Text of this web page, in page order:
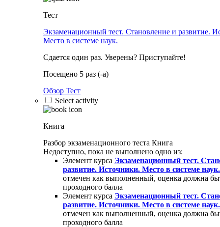
Тест
Экзаменационный тест. Становление и развитие.
Место в системе наук.
Сдается один раз. Уверены? Приступайте!
Посещено 5 раз (-а)
Обзор Тест
Select activity
Книга
Разбор экзаменационного теста Книга
Недоступно, пока не выполнено одно из:
Элемент курса Экзаменационный тест.
развитие. Источники. Место в системе наук.
отмечен как выполненный, оценка должна
проходного балла
Элемент курса Экзаменационный тест.
развитие. Источники. Место в системе наук.
отмечен как выполненный, оценка должна
проходного балла